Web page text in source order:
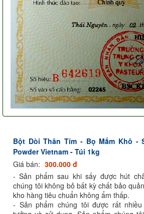
Bột Dòi Thân Tím - Bọ Mắm Khô -
Powder Vietnam - Túi 1kg
Giá bán: 300.000 đ
- Sản phẩm sau khi sấy được hút
chúng tôi không bỏ bất kỳ chất bảo
kho hàng tiêu chuẩn không ẩm thấp.
- Sản phẩm chúng tôi được rất